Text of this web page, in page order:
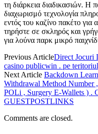
τη διάρκεια διαδικασιών. Η
διαχωρισμό τεχνολογία
εντός του καζίνο πακέτο για
τηρήστε σε σκληρός και
για λούνα παρκ μικρό
Previous ArticleDirect Jocuri
casino publicwin . pe
Next Article Backdown
Withdrawal Method Number
POLi , Surgery E-Wallets ) .
GUESTPOSTLINKS
Comments are closed.